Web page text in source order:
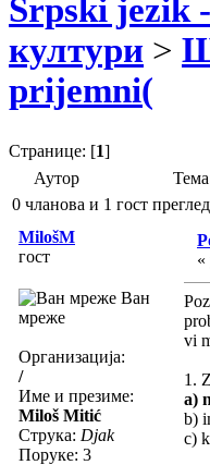
Srpski jezik
култури >
prijemni(
Странице: [1]
Аутор
0 чланова и 1 гост
MilošM
гост
Ван
мреже
Организација:
/
Име и презиме:
Miloš Mitić
Струка: Djak
Поруке: 3
«
vi
1.
a)
b)
c)